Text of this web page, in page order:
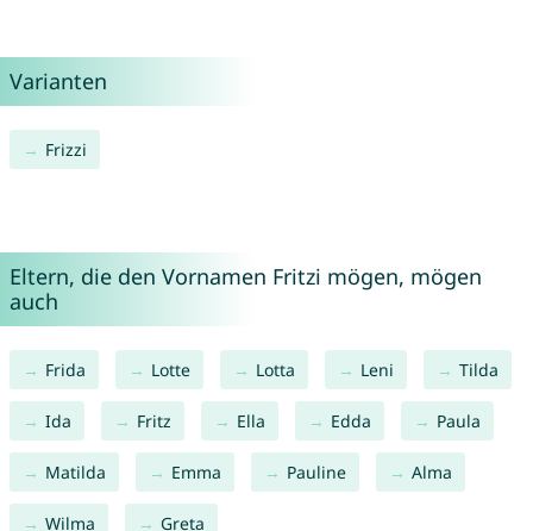
Varianten
Frizzi
Eltern, die den Vornamen Fritzi mögen, mögen
auch
Frida Lotte Lotta Leni Tilda
Ida Fritz Ella Edda Paula
Matilda Emma Pauline Alma
Wilma Greta